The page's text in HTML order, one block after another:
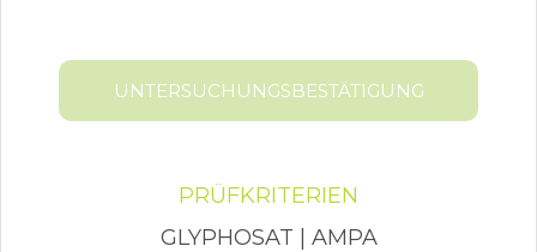
UNTERSUCHUNGSBESTÄTIGUNG
PRÜFKRITERIEN
GLYPHOSAT | AMPA